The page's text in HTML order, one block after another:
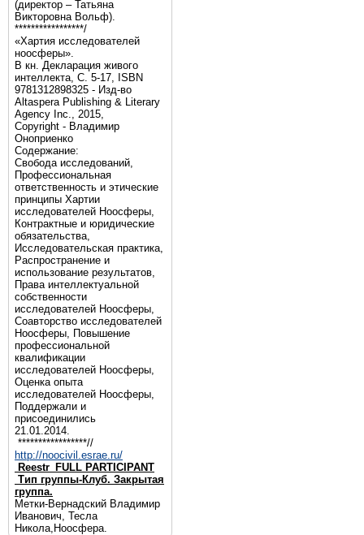
(директор – Татьяна
Викторовна Вольф).
*****************/
«Хартия исследователей
ноосферы».
В кн. Декларация живого
интеллекта, С. 5-17, ISBN
9781312898325 - Изд-во
Altaspera Publishing & Literary
Agency Inc., 2015,
Copyright - Владимир
Оноприенко
Содержание:
Свобода исследований,
Профессиональная
ответственность и этические
принципы Хартии
исследователей Ноосферы,
Контрактные и юридические
обязательства,
Исследовательская практика,
Распространение и
использование результатов,
Права интеллектуальной
собственности
исследователей Ноосферы,
Соавторство исследователей
Ноосферы, Повышение
профессиональной
квалификации
исследователей Ноосферы,
Оценка опыта
исследователей Ноосферы,
Поддержали и
присоединились
21.01.2014.
*****************//
http://noocivil.esrae.ru/
Reestr_FULL PARTICIPANT
Тип группы-Клуб. Закрытая
группа.
Метки-Вернадский Владимир
Иванович, Тесла
Никола,Ноосфера.